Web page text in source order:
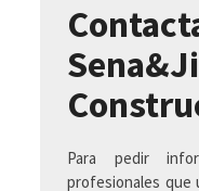
Para pedir
profesionales que